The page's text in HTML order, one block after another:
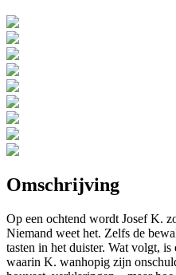
Omschrijving
Op een ochtend wordt Josef K.
Niemand weet het. Zelfs de
tasten in het duister. Wat volgt,
waarin K. wanhopig zijn